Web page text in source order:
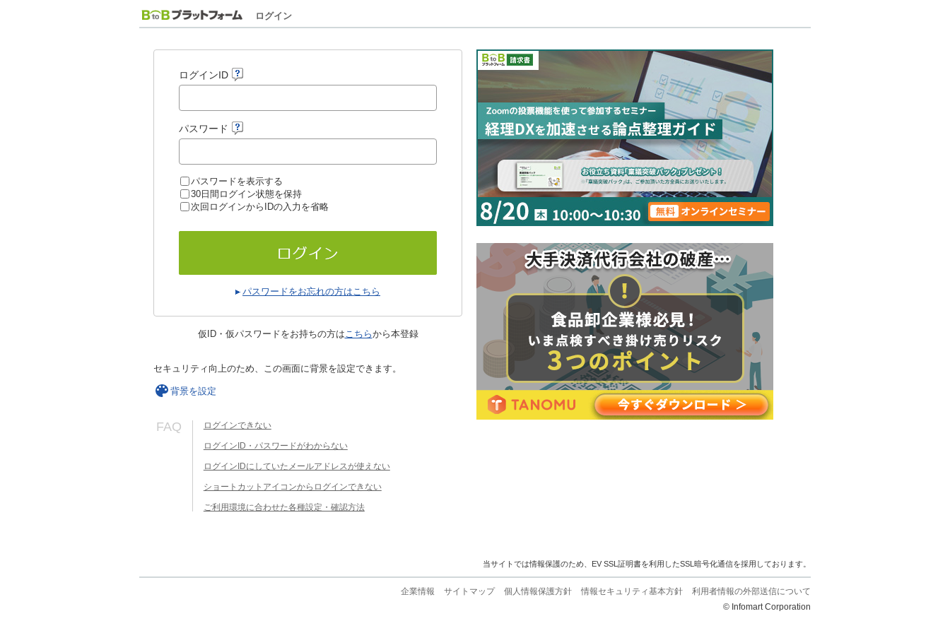
ログイン
ログインID
パスワード
パスワードを表示する
30日間ログイン状態を保持
次回ログインからIDの入力を省略
パスワードをお忘れの方はこちら
仮ID・仮パスワードをお持ちの方はこちらから本登録
セキュリティ向上のため、この画面に背景を設定できます。
背景を設定
FAQ ログインできない
ログインID・パスワードがわからない
ログインIDにしていたメールアドレスが使えない
ショートカットアイコンからログインできない
ご利用環境に合わせた各種設定・確認方法
当サイトでは情報保護のため、EV SSL証明書を利用したSSL暗号化通信を採用しております。
企業情報 サイトマップ 個人情報保護方針 情報セキュリティ基本方針
利用者情報の外部送信について
© Infomart Corporation